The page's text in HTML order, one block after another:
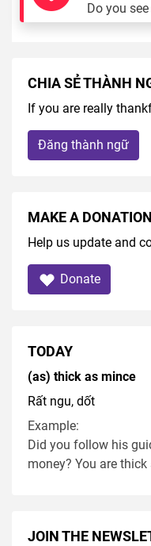
Do you
CHIA SẺ THÀNH
If you are really
Đăng thành ngữ
MAKE A
Help us update and
Donate
TODAY
(as) thick as mince
Rất ngu, dốt
Example:
Did you follow his
money? You are thick
JOIN THE